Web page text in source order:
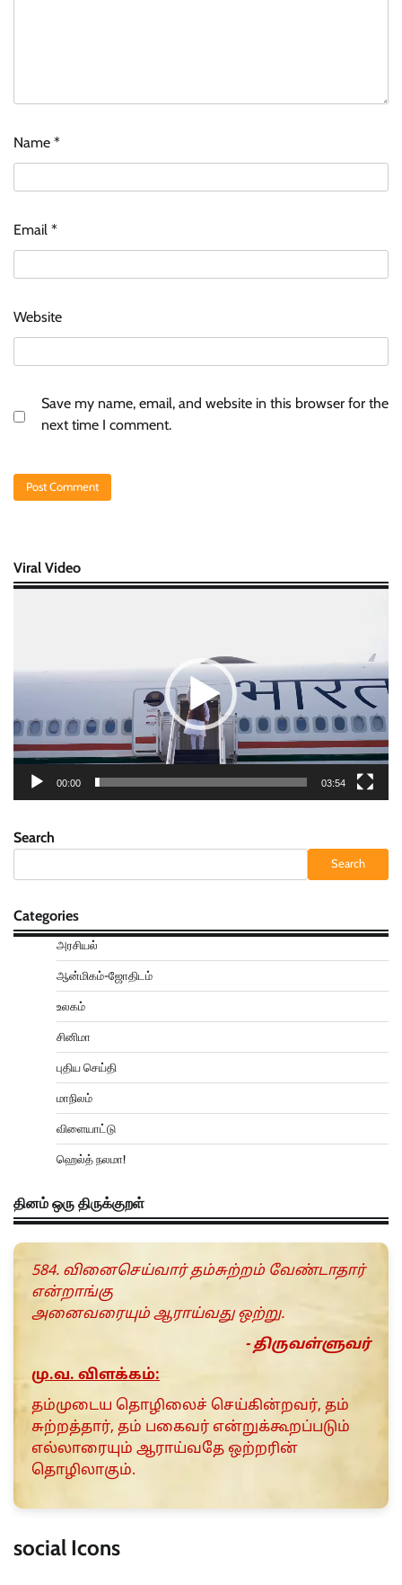
Name *
Email *
Website
Save my name, email, and website in this browser for the
next time I comment.
Viral Video
00:00 03:54
Search
Search
Categories
அரசியல்
ஆன்மிகம்-ஜோதிடம்
உலகம்
சினிமா
புதிய செய்தி
மாநிலம்
விளையாட்டு
ஹெல்த் நலமா!
தினம் ஒரு திருக்குறள்
584. வினைசெய்வார் தம்சுற்றம் வேண்டாதார்
என்றாங்கு
அனைவரையும் ஆராய்வது ஒற்று.
- திருவள்ளுவர்
மு.வ. விளக்கம்:
தம்முடைய தொழிலைச் செய்கின்றவர், தம்
சுற்றத்தார், தம் பகைவர் என்றுக்கூறப்படும்
எல்லாரையும் ஆராய்வதே ஒற்றரின்
தொழிலாகும்.
social Icons